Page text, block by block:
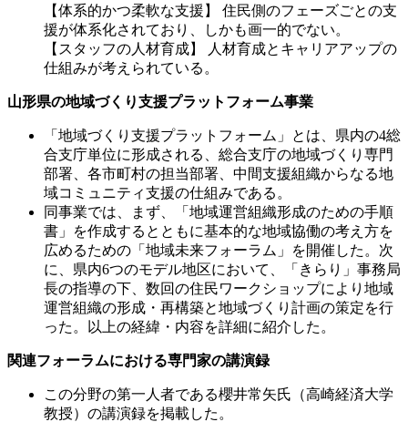
【体系的かつ柔軟な支援】 住民側のフェーズごとの支
援が体系化されており、しかも画一的でない。
【スタッフの人材育成】 人材育成とキャリアアップの
仕組みが考えられている。
山形県の地域づくり支援プラットフォーム事業
「地域づくり支援プラットフォーム」とは、県内の4総
合支庁単位に形成される、総合支庁の地域づくり専門
部署、各市町村の担当部署、中間支援組織からなる地
域コミュニティ支援の仕組みである。
同事業では、まず、「地域運営組織形成のための手順
書」を作成するとともに基本的な地域協働の考え方を
広めるための「地域未来フォーラム」を開催した。次
に、県内6つのモデル地区において、「きらり」事務局
長の指導の下、数回の住民ワークショップにより地域
運営組織の形成・再構築と地域づくり計画の策定を行
った。以上の経緯・内容を詳細に紹介した。
関連フォーラムにおける専門家の講演録
この分野の第一人者である櫻井常矢氏（高崎経済大学
教授）の講演録を掲載した。